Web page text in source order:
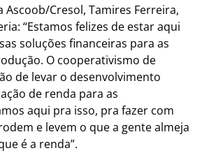
Cresol, Tamires Ferreira,
“Estamos felizes de estar aqui
soluções financeiras para as
O cooperativismo de
de levar o desenvolvimento
de renda para as
aqui pra isso, pra fazer com
e levem o que a gente almeja
é a renda”.